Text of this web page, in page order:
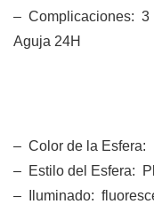
– Complicaciones: 3
Aguja 24H
– Color de la Esfera:
– Estilo del Esfera:
– Iluminado: